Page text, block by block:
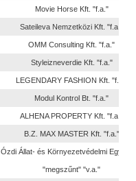
Movie Horse Kft. "f.a."
Sateileva Nemzetközi Kft. "f.a."
OMM Consulting Kft. "f.a."
Styleizneverdie Kft. "f.a."
LEGENDARY FASHION Kft. "f.a."
Modul Kontrol Bt. "f.a."
ALHENA PROPERTY Kft. "f.a."
B.Z. MAX MASTER Kft. "f.a."
Ózdi Állat- és Környezetvédelmi
"megszűnt" "v.a."